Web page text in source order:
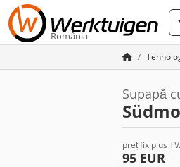
România
Supapă
Südmo
preț fix plus
95 EUR